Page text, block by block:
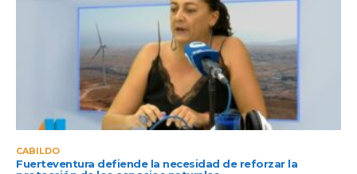
CABILDO
Fuerteventura defiende la necesidad de reforzar la